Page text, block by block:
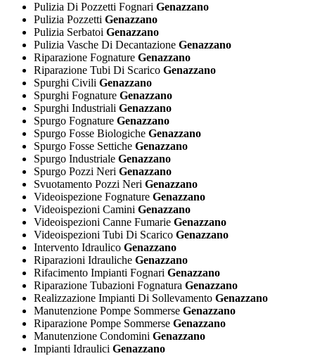
Pulizia Di Pozzetti Fognari Genazzano
Pulizia Pozzetti Genazzano
Pulizia Serbatoi Genazzano
Pulizia Vasche Di Decantazione Genazzano
Riparazione Fognature Genazzano
Riparazione Tubi Di Scarico Genazzano
Spurghi Civili Genazzano
Spurghi Fognature Genazzano
Spurghi Industriali Genazzano
Spurgo Fognature Genazzano
Spurgo Fosse Biologiche Genazzano
Spurgo Fosse Settiche Genazzano
Spurgo Industriale Genazzano
Spurgo Pozzi Neri Genazzano
Svuotamento Pozzi Neri Genazzano
Videoispezione Fognature Genazzano
Videoispezioni Camini Genazzano
Videoispezioni Canne Fumarie Genazzano
Videoispezioni Tubi Di Scarico Genazzano
Intervento Idraulico Genazzano
Riparazioni Idrauliche Genazzano
Rifacimento Impianti Fognari Genazzano
Riparazione Tubazioni Fognatura Genazzano
Realizzazione Impianti Di Sollevamento Genazzano
Manutenzione Pompe Sommerse Genazzano
Riparazione Pompe Sommerse Genazzano
Manutenzione Condomini Genazzano
Impianti Idraulici Genazzano